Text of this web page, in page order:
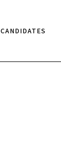
CANDIDATES